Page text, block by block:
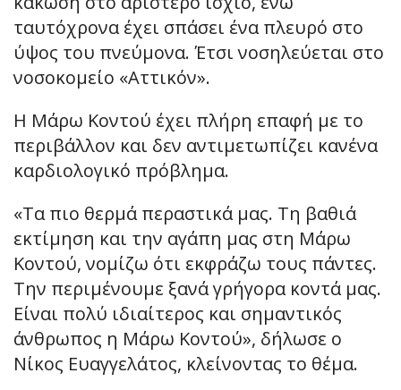
ταυτόχρονα έχει σπάσει ένα πλευρό στο
ύψος του πνεύμονα. Έτσι νοσηλεύεται στο
νοσοκομείο «Αττικόν».
Η Μάρω Κοντού έχει πλήρη επαφή με το
περιβάλλον και δεν αντιμετωπίζει κανένα
καρδιολογικό πρόβλημα.
«Τα πιο θερμά περαστικά μας. Τη βαθιά
εκτίμηση και την αγάπη μας στη Μάρω
Κοντού, νομίζω ότι εκφράζω τους πάντες.
Την περιμένουμε ξανά γρήγορα κοντά μας.
Είναι πολύ ιδιαίτερος και σημαντικός
άνθρωπος η Μάρω Κοντού», δήλωσε ο
Νίκος Ευαγγελάτος, κλείνοντας το θέμα.